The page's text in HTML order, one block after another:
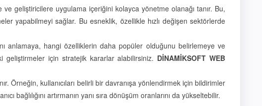
geliştiricilere uygulama içeriğini kolayca yönetme olanağı tanır. Bu,
yapabilmeyi sağlar. Bu esneklik, özellikle hızlı değişen sektörlerde
anlamaya, hangi özelliklerin daha popüler olduğunu belirlemeye ve
geliştirmeler için stratejik kararlar alabilirsiniz. DİNAMİKSOFT WEB
Örneğin, kullanıcıları belirli bir davranışa yönlendirmek için bildirimler
artırmanın yanı sıra dönüşüm oranlarını da yükseltebilir.